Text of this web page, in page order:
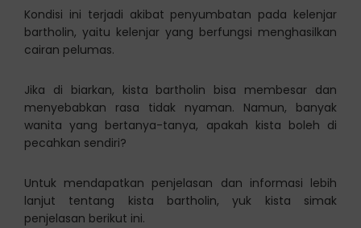
Kondisi ini terjadi akibat penyumbatan pada kelenjar
bartholin, yaitu kelenjar yang berfungsi menghasilkan
cairan pelumas.
Jika di biarkan, kista bartholin bisa membesar dan
menyebabkan rasa tidak nyaman. Namun, banyak
wanita yang bertanya-tanya, apakah kista boleh di
pecahkan sendiri?
Untuk mendapatkan penjelasan dan informasi lebih
lanjut tentang kista bartholin, yuk kista simak
penjelasan berikut ini.